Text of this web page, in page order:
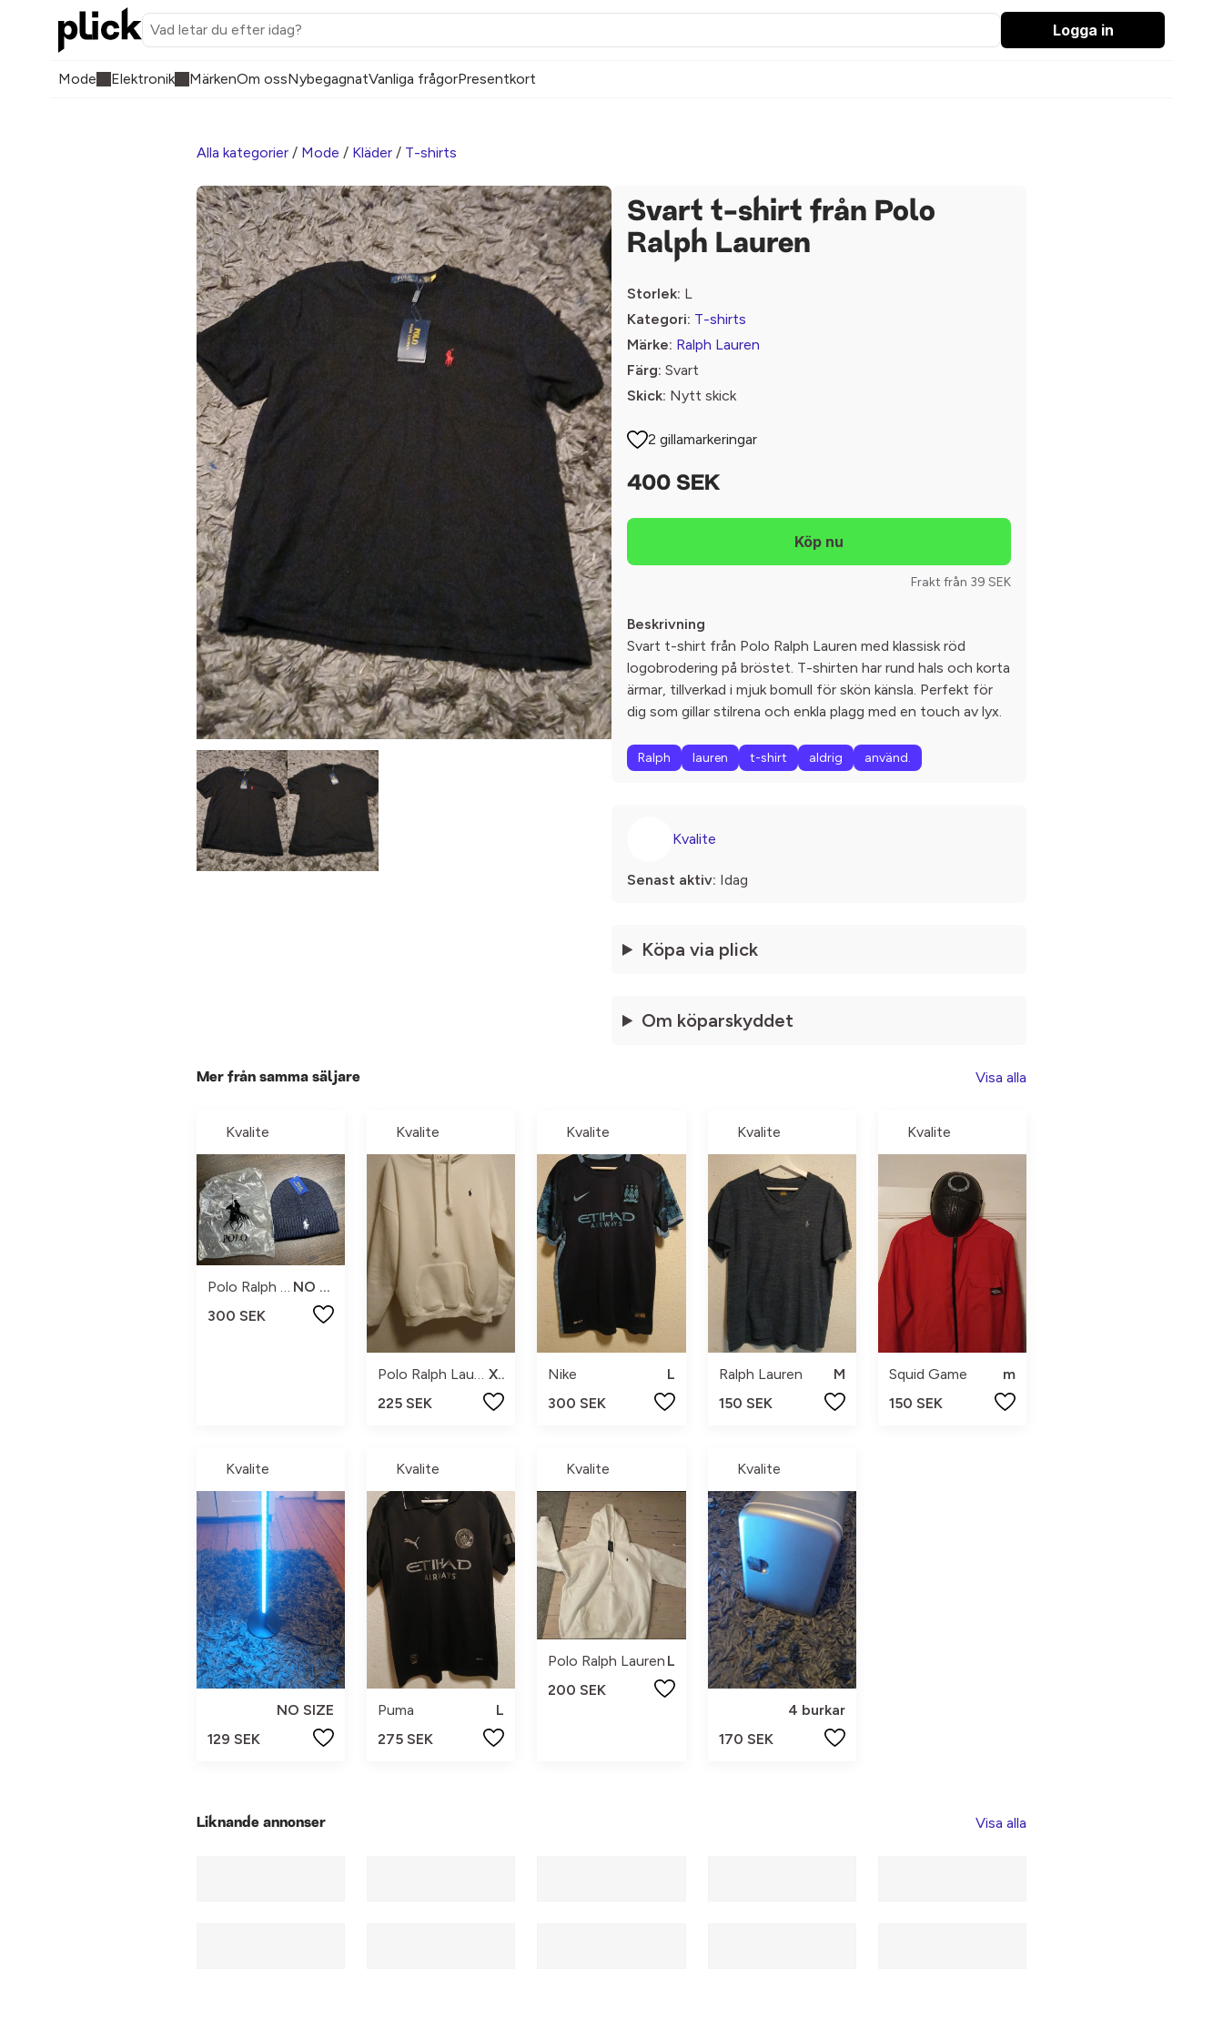
Logga in
Mode Elektronik MärkenOm ossNybegagnatVanliga frågorPresentkort
Alla kategorier / Mode / Kläder / T-shirts
Svart t-shirt från Polo
Ralph Lauren
Storlek: L
Kategori: T-shirts
Märke: Ralph Lauren
Färg: Svart
Skick: Nytt skick
2 gillamarkeringar
400 SEK
Frakt från 39 SEK
Beskrivning
Svart t-shirt från Polo Ralph Lauren med klassisk röd
logobrodering på bröstet. T-shirten har rund hals och korta
ärmar, tillverkad i mjuk bomull för skön känsla. Perfekt för
dig som gillar stilrena och enkla plagg med en touch av lyx.
Ralph lauren t-shirt aldrig använd.
Kvalite
Senast aktiv: Idag
Köpa via plick
Om köparskyddet
Mer från samma säljare Visa alla
Kvalite
Polo Ralph Lauren
NO SIZE
300 SEK
Kvalite
XL
225 SEK
Kvalite
Nike
L
300 SEK
Kvalite
Ralph Lauren
M
150 SEK
Kvalite
Squid Game
m
150 SEK
Kvalite
NO SIZE
129 SEK
Kvalite
Puma
L
275 SEK
Kvalite
Polo Ralph Lauren L
200 SEK
Kvalite
4 burkar
170 SEK
Liknande annonser Visa alla